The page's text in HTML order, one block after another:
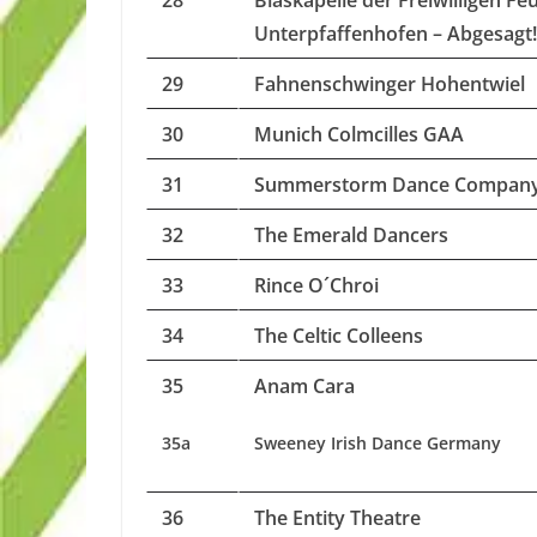
Unterpfaffenhofen – Abgesagt!
29
Fahnenschwinger Hohentwiel
30
Munich Colmcilles GAA
31
Summerstorm Dance
32
The Emerald Dancers
33
Rince O´Chroi
34
The Celtic Colleens
35
35a
Anam Cara
Sweeney Irish Dance Germany
36
The Entity Theatre